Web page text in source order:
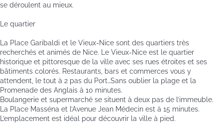
se déroulent au mieux.
Le quartier
La Place Garibaldi et le Vieux-Nice sont des quartiers très
recherchés et animés de Nice. Le Vieux-Nice est le quartier
historique et pittoresque de la ville avec ses rues étroites et ses
bâtiments colorés. Restaurants, bars et commerces vous y
attendent, le tout à 2 pas du Port…Sans oublier la plage et la
Promenade des Anglais à 10 minutes.
Boulangerie et supermarché se situent à deux pas de l’immeuble.
La Place Masséna et l’Avenue Jean Médecin est à 15 minutes.
L’emplacement est idéal pour découvrir la ville à pied.